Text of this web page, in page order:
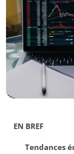
EN BREF
Tendances